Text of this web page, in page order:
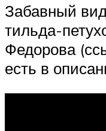
Забавный
тильда-
Федорова
есть в